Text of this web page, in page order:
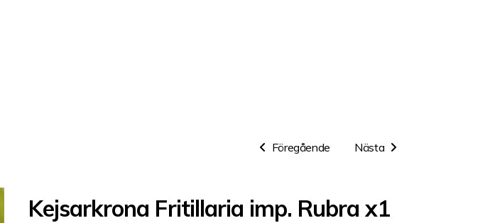
Föregående Nästa
Kejsarkrona Fritillaria imp. Rubra x1